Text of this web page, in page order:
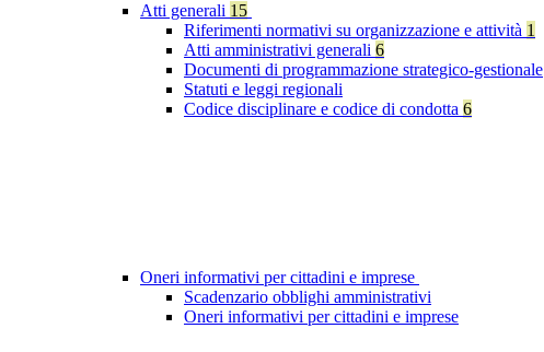
Atti generali 15
Riferimenti normativi su organizzazione e attività 1
Atti amministrativi generali 6
Documenti di programmazione strategico-gestionale
Statuti e leggi regionali
Codice disciplinare e codice di condotta 6
Oneri informativi per cittadini e imprese
Scadenzario obblighi amministrativi
Oneri informativi per cittadini e imprese